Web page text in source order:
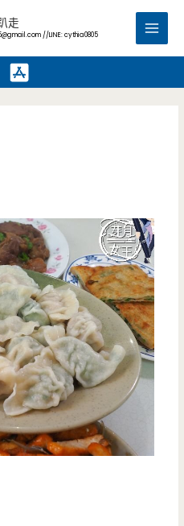
走
//LINE: cythia0805
Main